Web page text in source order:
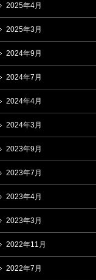
2025年4月
2025年3月
2024年9月
2024年7月
2024年4月
2024年3月
2023年9月
2023年7月
2023年4月
2023年3月
2022年11月
2022年7月